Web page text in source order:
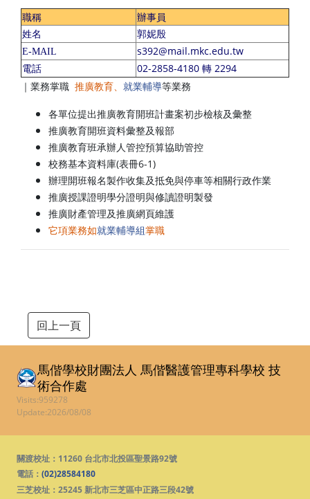
職稱 辦事員
姓名
郭妮殷
E-MAIL
s392@mail.mkc.edu.tw
電話
02-2858-4180 轉 2294
｜業務掌職 推廣教育、 就業輔導等業務
各單位提出推廣教育開班計畫案初步檢核及彙整
推廣教育開班資料彙整及報部
推廣教育班承辦人管控預算協助管控
校務基本資料庫(表冊6-1)
辦理開班報名製作收集及抵免與停車等相關行政作業
推廣授課證明學分證明與修讀證明製發
推廣財產管理及推廣網頁維護
它項業務如就業輔導組掌職
回上一頁
馬偕學校財團法人 馬偕醫護管理專科學校技
術合作處
Visits:959278
Update:2026/08/08
關渡校址：11260 台北市北投區聖景路92號
電話：(02)28584180
三芝校址：25245 新北市三芝區中正路三段42號